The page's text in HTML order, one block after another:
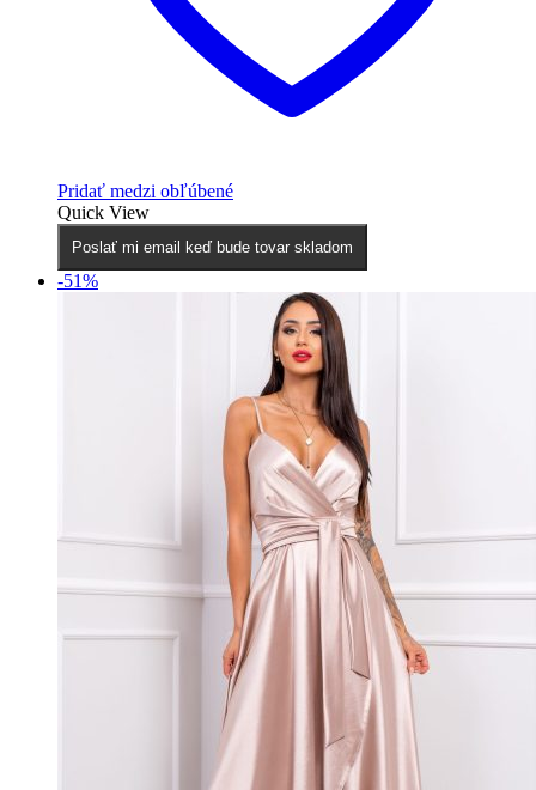
Pridať medzi obľúbené
Quick View
Poslať mi email keď bude tovar skladom
-51%